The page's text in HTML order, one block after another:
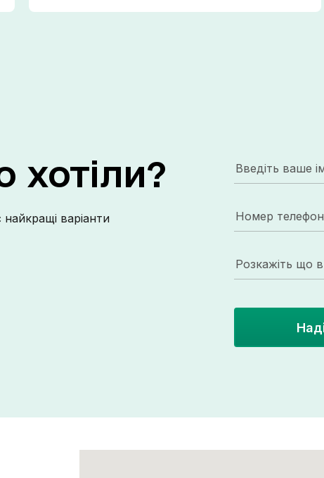
Вовчинці! Можна по держпрограмам. -
транспортне сполучення до центру міста. Є
відео квартири, пишіть/телефонуйте!
хотіли?
варіанти